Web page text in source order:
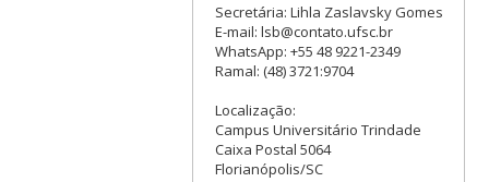
Secretária: Lihla Zaslavsky Gomes
E-mail: lsb@contato.ufsc.br
WhatsApp: +55 48 9221-2349
Ramal: (48) 3721:9704
Localização:
Campus Universitário Trindade
Caixa Postal 5064
Florianópolis/SC